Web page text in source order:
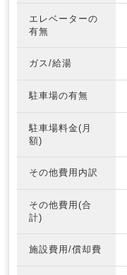
エレベーターの
有無
ガス/給湯
駐車場の有無
駐車場料金(月
額)
その他費用内訳
その他費用(合
計)
施設費用/償却費